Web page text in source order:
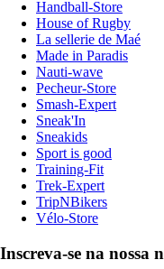
Handball-Store
House of Rugby
La sellerie de Maé
Made in Paradis
Nauti-wave
Pecheur-Store
Smash-Expert
Sneak'In
Sneakids
Sport is good
Training-Fit
Trek-Expert
TripNBikers
Vélo-Store
Inscreva-se na nossa